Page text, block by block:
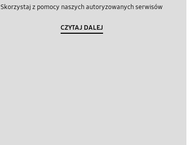
Skorzystaj z pomocy naszych autoryzowanych serwisów
CZYTAJ DALEJ